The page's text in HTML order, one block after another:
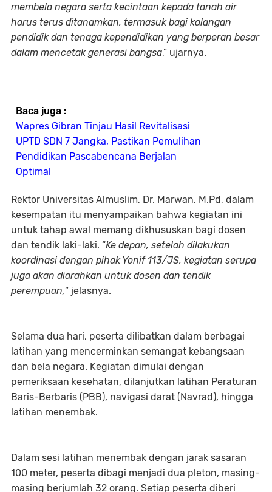
membela negara serta kecintaan kepada tanah air
harus terus ditanamkan, termasuk bagi kalangan
pendidik dan tenaga kependidikan yang berperan besar
dalam mencetak generasi bangsa,” ujarnya.
Baca juga :
Wapres Gibran Tinjau Hasil Revitalisasi
UPTD SDN 7 Jangka, Pastikan Pemulihan
Pendidikan Pascabencana Berjalan
Optimal
Rektor Universitas Almuslim, Dr. Marwan, M.Pd, dalam
kesempatan itu menyampaikan bahwa kegiatan ini
untuk tahap awal memang dikhususkan bagi dosen
dan tendik laki-laki. “Ke depan, setelah dilakukan
koordinasi dengan pihak Yonif 113/JS, kegiatan serupa
juga akan diarahkan untuk dosen dan tendik
perempuan,” jelasnya.
Selama dua hari, peserta dilibatkan dalam berbagai
latihan yang mencerminkan semangat kebangsaan
dan bela negara. Kegiatan dimulai dengan
pemeriksaan kesehatan, dilanjutkan latihan Peraturan
Baris-Berbaris (PBB), navigasi darat (Navrad), hingga
latihan menembak.
Dalam sesi latihan menembak dengan jarak sasaran
100 meter, peserta dibagi menjadi dua pleton, masing-
masing berjumlah 32 orang. Setiap peserta diberi